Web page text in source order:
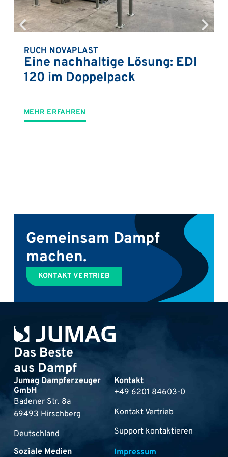
RUCH NOVAPLAST
Eine nachhaltige Lösung: EDI
120 im Doppelpack
MEHR ERFAHREN
Gemeinsam Dampf
machen.
KONTAKT VERTRIEB
Das Beste
aus Dampf
Jumag Dampferzeuger
GmbH
Badener Str. 8a
69493 Hirschberg
Deutschland
Kontakt
+49 6201 84603-0
Kontakt Vertrieb
Support kontaktieren
Soziale Medien
Impressum